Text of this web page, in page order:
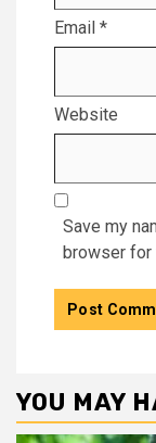
Email *
Website
Save my
browser for
YOU MAY